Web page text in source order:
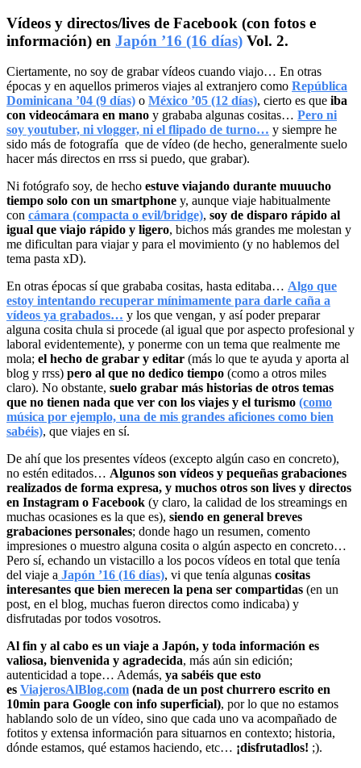
Vídeos y directos/lives de Facebook (con fotos e
información) en Japón ’16 (16 días) Vol. 2.
Ciertamente, no soy de grabar vídeos cuando viajo… En otras
épocas y en aquellos primeros viajes al extranjero como República
Dominicana ’04 (9 días) o México ’05 (12 días), cierto es que iba
con videocámara en mano y grababa algunas cositas… Pero ni
soy youtuber, ni vlogger, ni el flipado de turno… y siempre he
sido más de fotografía que de vídeo (de hecho, generalmente suelo
hacer más directos en rrss si puedo, que grabar).
Ni fotógrafo soy, de hecho estuve viajando durante muuucho
tiempo solo con un smartphone y, aunque viaje habitualmente
con cámara (compacta o evil/bridge), soy de disparo rápido al
igual que viajo rápido y ligero, bichos más grandes me molestan y
me dificultan para viajar y para el movimiento (y no hablemos del
tema pasta xD).
En otras épocas sí que grababa cositas, hasta editaba… Algo que
estoy intentando recuperar mínimamente para darle caña a
vídeos ya grabados… y los que vengan, y así poder preparar
alguna cosita chula si procede (al igual que por aspecto profesional y
laboral evidentemente), y ponerme con un tema que realmente me
mola; el hecho de grabar y editar (más lo que te ayuda y aporta al
blog y rrss) pero al que no dedico tiempo (como a otros miles
claro). No obstante, suelo grabar más historias de otros temas
que no tienen nada que ver con los viajes y el turismo (como
música por ejemplo, una de mis grandes aficiones como bien
sabéis), que viajes en sí.
De ahí que los presentes vídeos (excepto algún caso en concreto),
no estén editados… Algunos son vídeos y pequeñas grabaciones
realizados de forma expresa, y muchos otros son lives y directos
en Instagram o Facebook (y claro, la calidad de los streamings en
muchas ocasiones es la que es), siendo en general breves
grabaciones personales; donde hago un resumen, comento
impresiones o muestro alguna cosita o algún aspecto en concreto…
Pero sí, echando un vistacillo a los pocos vídeos en total que tenía
del viaje a Japón ’16 (16 días), vi que tenía algunas cositas
interesantes que bien merecen la pena ser compartidas (en un
post, en el blog, muchas fueron directos como indicaba) y
disfrutadas por todos vosotros.
Al fin y al cabo es un viaje a Japón, y toda información es
valiosa, bienvenida y agradecida, más aún sin edición;
autenticidad a tope… Además, ya sabéis que esto
es ViajerosAlBlog.com (nada de un post churrero escrito en
10min para Google con info superficial), por lo que no estamos
hablando solo de un vídeo, sino que cada uno va acompañado de
fotitos y extensa información para situarnos en contexto; historia,
dónde estamos, qué estamos haciendo, etc… ¡disfrutadlos! ;).